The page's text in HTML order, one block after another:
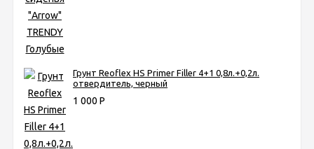
Грунт Reoflex HS Primer Filler 4+1 0,8л.+0,2л.
отвердитель, черный
1 000 Р